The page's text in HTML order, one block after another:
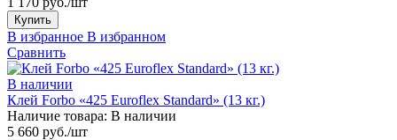
Купить
В избранное В избранном
Сравнить
В наличии
Клей Forbo «425 Euroflex Standard» (13 кг.)
Наличие товара: В наличии
5 660 руб./шт